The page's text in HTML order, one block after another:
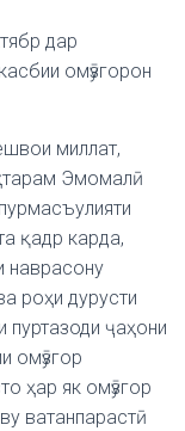
дар
омӯзгорон
миллат,
Эмомалӣ
қадр карда,
наврасону
роҳи дурусти
ҷаҳони
омӯзгор
ҳар як омӯзгор
ватанпарастӣ